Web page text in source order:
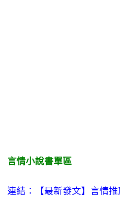
言情小說書單區
連結：【最新發文】 言情推